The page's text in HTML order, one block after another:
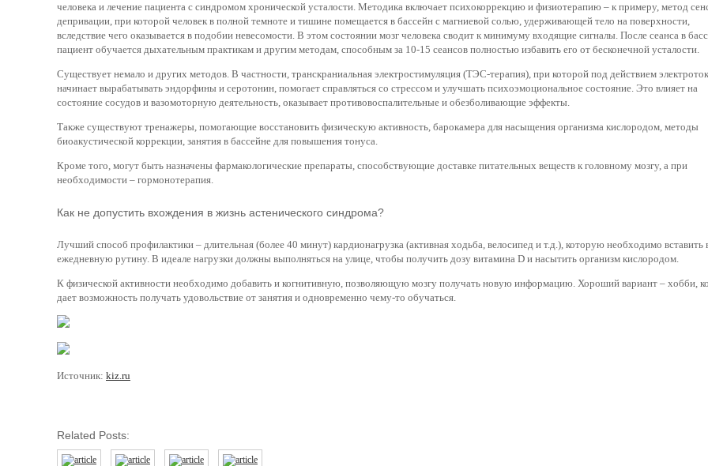
человека и лечение пациента с синдромом хронической усталости. Методика включает психокоррекцию и физиотерапию – к примеру, метод
депривации, при которой человек в полной темноте и тишине помещается в бассейн с магниевой солью, удерживающей тело на поверхности,
вследствие чего оказывается в подобии невесомости. В этом состоянии мозг человека сводит к минимуму входящие сигналы. После сеанса в
пациент обучается дыхательным практикам и другим методам, способным за 10-15 сеансов полностью избавить его от бесконечной усталости.
Существует немало и других методов. В частности, транскраниальная электростимуляция (ТЭС-терапия), при которой под действием
начинает вырабатывать эндорфины и серотонин, помогает справляться со стрессом и улучшать психоэмоциональное состояние. Это влияет на
состояние сосудов и вазомоторную деятельность, оказывает противовоспалительные и обезболивающие эффекты.
Также существуют тренажеры, помогающие восстановить физическую активность, барокамера для насыщения организма кислородом, методы
биоакустической коррекции, занятия в бассейне для повышения тонуса.
Кроме того, могут быть назначены фармакологические препараты, способствующие доставке питательных веществ к головному мозгу, а при
необходимости – гормонотерапия.
Как не допустить вхождения в жизнь астенического синдрома?
Лучший способ профилактики – длительная (более 40 минут) кардионагрузка (активная ходьба, велосипед и т.д.), которую необходимо вставить
ежедневную рутину. В идеале нагрузки должны выполняться на улице, чтобы получить дозу витамина D и насытить организм кислородом.
К физической активности необходимо добавить и когнитивную, позволяющую мозгу получать новую информацию. Хороший вариант – хобби,
дает возможность получать удовольствие от занятия и одновременно чему-то обучаться.
Источник: kiz.ru
Related Posts: